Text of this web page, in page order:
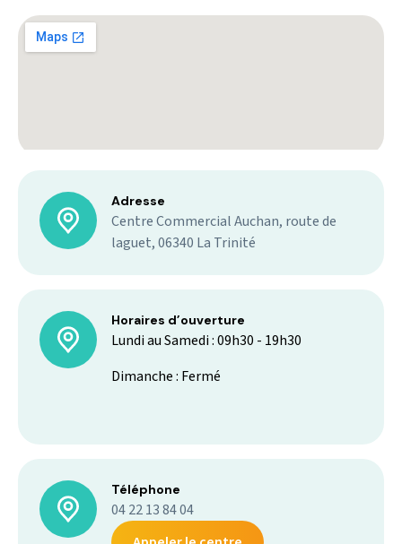
Adresse
Centre Commercial Auchan, route de
laguet, 06340 La Trinité
Horaires d’ouverture
Lundi au Samedi : 09h30 - 19h30
Dimanche : Fermé
Téléphone
04 22 13 84 04